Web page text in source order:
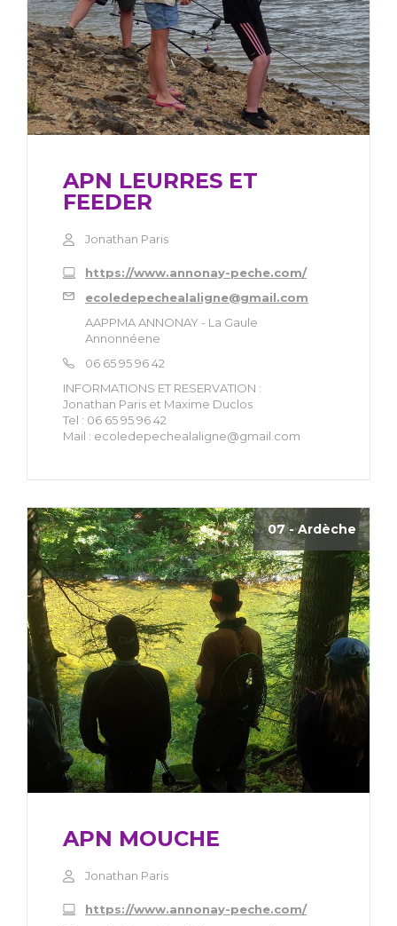
APN LEURRES ET
FEEDER
Jonathan Paris
https://www.annonay-peche.com/
ecoledepechealaligne@gmail.com
AAPPMA ANNONAY - La Gaule
Annonnéene
06 65 95 96 42
INFORMATIONS ET RESERVATION :
Jonathan Paris et Maxime Duclos
Tel : 06 65 95 96 42
Mail : ecoledepechealaligne@gmail.com
07 - Ardèche
APN MOUCHE
Jonathan Paris
https://www.annonay-peche.com/